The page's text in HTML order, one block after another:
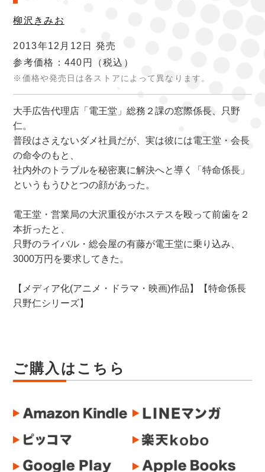
柳沢きみお
2013年12月12日 発売
参考価格：440円
（税込）
※価格や発売日は各ストアによって異なります。
大手広告代理店「電王堂」総務２課の窓際係長、只野
仁。
普段はさえないダメ社員だが、実は彼には電王堂・会長
の命令のもと、
社内外のトラブルを秘密裏に解決へと導く「特命係長」
というもうひとつの顔があった。
電王堂・営業局の大沢重役がホステスを殴って前歯を２
本折ったと、
只野のライバル・総会屋の有藤が電王堂に乗り込み、
3000万円を要求してきた。
【メディア化(アニメ・ドラマ・映画)作品】【特命係長
只野仁シリーズ】
ご購入はこちら